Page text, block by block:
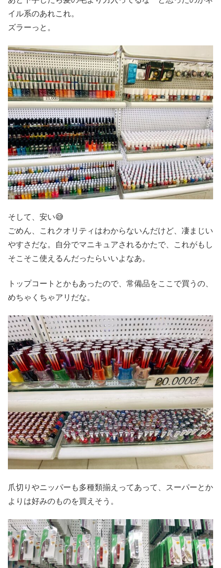
イル系のあれこれ。
ズラーっと。
そして、安い😅
ごめん、これクオリティはわからないんだけど、凄まじい
やすさだな。自分でマニキュアされるかたで、これがもし
そこそこ使えるんだったらいいよなあ。
トップコートとかもあったので、常備品をここで買うの、
めちゃくちゃアリだな。
爪切りやニッパーも多種類揃えってあって、スーパーとか
よりは好みのものを買えそう。